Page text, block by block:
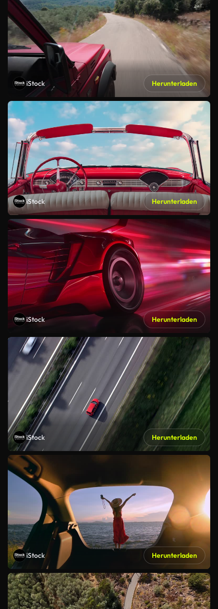
iStock Herunterladen
iStock Herunterladen
iStock Herunterladen
iStock Herunterladen
iStock Herunterladen